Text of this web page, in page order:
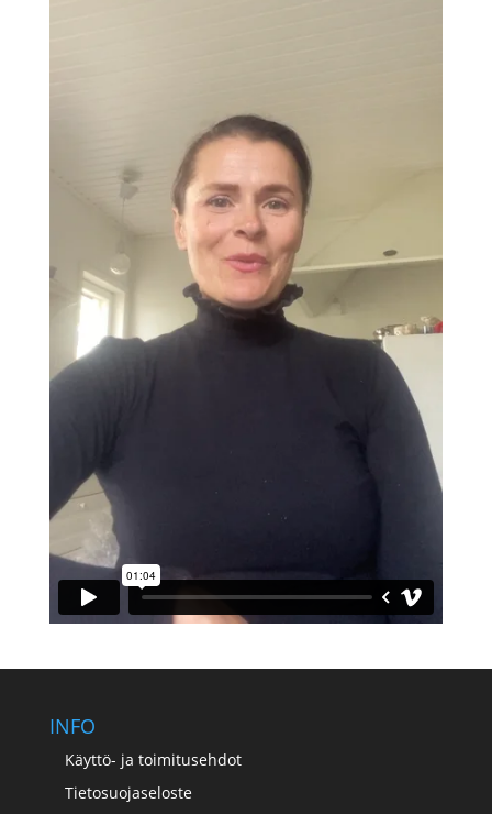
INFO
Käyttö- ja toimitusehdot
Tietosuojaseloste